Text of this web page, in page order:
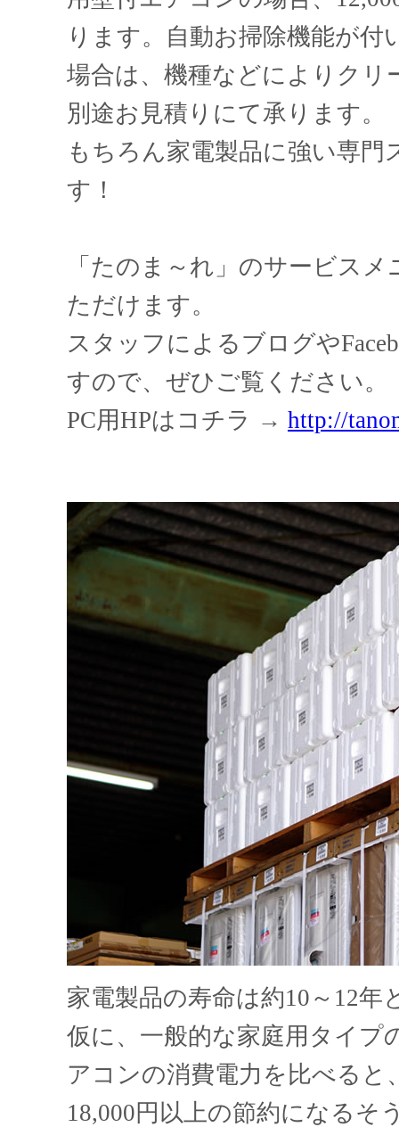
ります。自動お掃除機能が
場合は、機種などによりク
別途お見積りにて承ります。
もちろん家電製品に強い専
す！
「たのま～れ」のサービス
ただけます。
スタッフによるブログや
すので、ぜひご覧ください。
PC用HPはコチラ → http://
家電製品の寿命は約10～12年
仮に、一般的な家庭用タイプ
アコンの消費電力を比べると
18,000円以上の節約になるそ